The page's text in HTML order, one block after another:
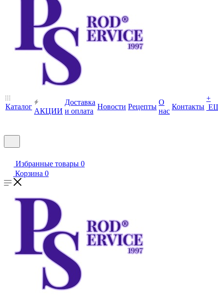
Каталог
АКЦИИ
Доставка
и оплата
Новости Рецепты
О
нас
Контакты
+
Избранные товары 0
Корзина 0